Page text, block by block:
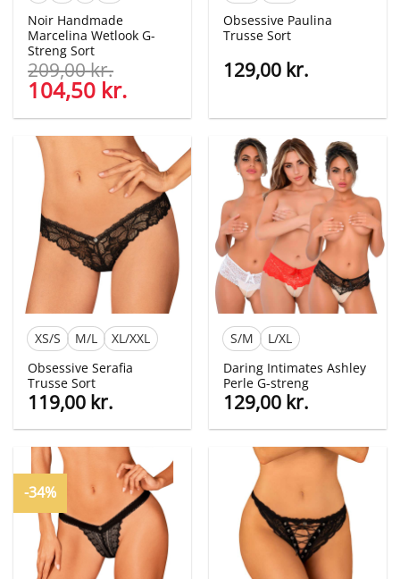
Noir Handmade
Marcelina Wetlook G-
Streng Sort
209,00kr.
Den
oprindelige
pris
var:
209,00 kr..
104,50 kr.
pris
er:
104,50 kr..
Obsessive Paulina
Trusse Sort
129,00 kr.
XS/S M/L
XL/XXL
Obsessive Serafia
Trusse Sort
119,00 kr.
S/M
L/XL
Daring Intimates Ashley
Perle G-streng
129,00 kr.
-34%